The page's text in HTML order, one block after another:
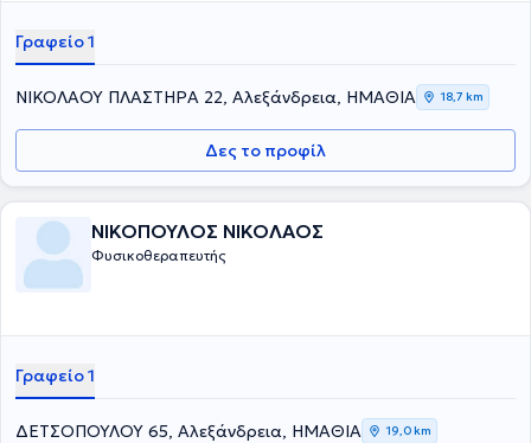
Γραφείο 1
ΝΙΚΟΛΑΟΥ ΠΛΑΣΤΗΡΑ 22, Αλεξάνδρεια, ΗΜΑΘΙΑ 18,7 km
Δες το προφίλ
ΝΙΚΟΠΟΥΛΟΣ ΝΙΚΟΛΑΟΣ
Φυσικοθεραπευτής
Γραφείο 1
ΔΕΤΣΟΠΟΥΛΟΥ 65, Αλεξάνδρεια, ΗΜΑΘΙΑ 19,0 km